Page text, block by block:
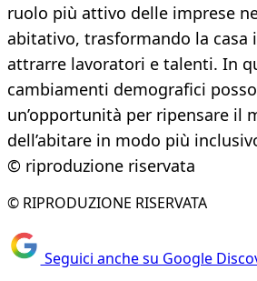
ruolo più attivo delle imprese
abitativo, trasformando la casa
attrarre lavoratori e talenti. In
cambiamenti demografici
un’opportunità per ripensare il
dell’abitare in modo più
© riproduzione riservata
© RIPRODUZIONE RISERVATA
Seguici anche su Google